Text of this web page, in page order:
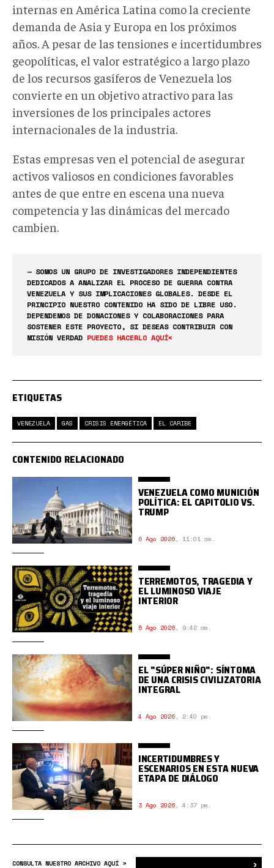
internas en América Latina como la creciente
demanda de Asia y Europa en los próximos
años. A pesar de las tensiones e incertidumbres
geopolíticas, el valor estratégico a largo plazo
de los recursos gasíferos de Venezuela los
convierte en un objetivo atractivo para las
inversiones de los principales actores
internacionales de la industria.
Estas empresas ven el potencial de asegurar
activos valiosos en condiciones favorables
antes de que entre en escena una nueva
competencia y las dinámicas del mercado
cambien.
— SOMOS UN GRUPO DE INVESTIGADORES INDEPENDIENTES
DEDICADOS A ANALIZAR EL PROCESO DE GUERRA CONTRA
VENEZUELA Y SUS IMPLICACIONES GLOBALES. DESDE EL
PRINCIPIO NUESTRO CONTENIDO HA SIDO DE LIBRE USO.
DEPENDEMOS DE DONACIONES Y COLABORACIONES PARA
SOSTENER ESTE PROYECTO, SI DESEAS CONTRIBUIR CON
MISIÓN VERDAD PUEDES HACERLO AQUÍ<
ETIQUETAS
VENEZUELA GAS CRISIS ENERGÉTICA EL CARIBE
CONTENIDO RELACIONADO
VENEZUELA COMO MUNICIÓN
POLÍTICA: EL CAPITOLIO VS.
TRUMP
6 Ago 2026, 11:01 am.
TERREMOTOS, TRAGEDIA Y
EL LUMINOSO VIAJE
INTERIOR
5 Ago 2026, 9:42 am.
EL "SÚPER NIÑO": SÍNTOMA
DE UNA CRISIS CIVILIZATORIA
INTEGRAL
4 Ago 2026, 2:40 pm.
INCERTIDUMBRES Y
ESCENARIOS EN ESTA NUEVA
ETAPA DE DIÁLOGO
3 Ago 2026, 4:37 pm.
CONSULTA NUESTRO ARCHIVO AQUÍ > ›